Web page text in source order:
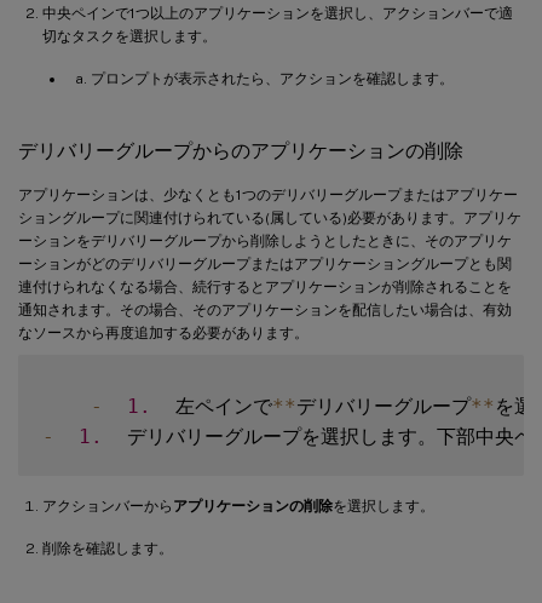
中央ペインで1つ以上のアプリケーションを選択し、アクションバーで適
切なタスクを選択します。
プロンプトが表示されたら、アクションを確認します。
デリバリーグループからのアプリケーションの削除
アプリケーションは、少なくとも1つのデリバリーグループまたはアプリケー
ショングループに関連付けられている(属している)必要があります。アプリケ
ーションをデリバリーグループから削除しようとしたときに、そのアプリケ
ーションがどのデリバリーグループまたはアプリケーショングループとも関
連付けられなくなる場合、続行するとアプリケーションが削除されることを
通知されます。その場合、そのアプリケーションを配信したい場合は、有効
なソースから再度追加する必要があります。
- 1.
  左ペインで
**デリバリーグループ**
-
1.
デリバリーグループを選択します。下部中央ペ
アクションバーから アプリケーションの削除を選択します。
削除を確認します。